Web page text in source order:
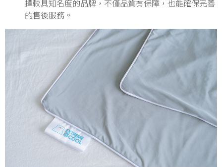
擇較具知名度的品牌，不僅品質有保障，也能確保完善
的售後服務。